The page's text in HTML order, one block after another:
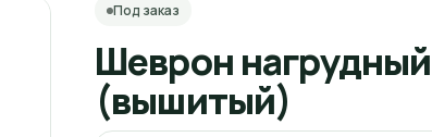
Под заказ
Шеврон
(вышитый)